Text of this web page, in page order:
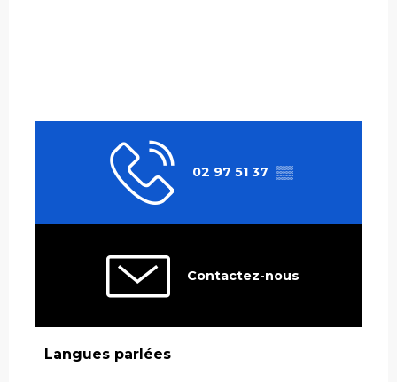
02 97 51 37 ▒▒
Contactez-nous
Langues parlées
Langues parlées